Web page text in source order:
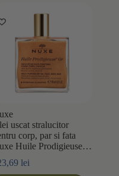
uscat stralucitor
corp, par si fata
Huile Prodigieuse
lei